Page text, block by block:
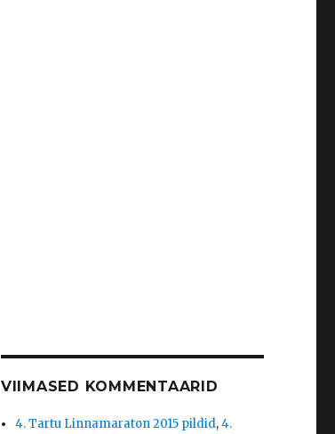
VIIMASED KOMMENTAARID
4. Tartu Linnamaraton 2015 pildid,4.